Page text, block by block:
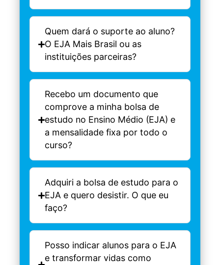
Quem dará o suporte ao aluno?
O EJA Mais Brasil ou as
instituições parceiras?
Recebo um documento que
comprove a minha bolsa de
estudo no Ensino Médio (EJA) e
a mensalidade fixa por todo o
curso?
Adquiri a bolsa de estudo para o
EJA e quero desistir. O que eu
faço?
Posso indicar alunos para o EJA
e transformar vidas como